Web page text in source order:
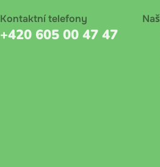
dokladu
Kontaktní telefony
+420 605 00 47 47